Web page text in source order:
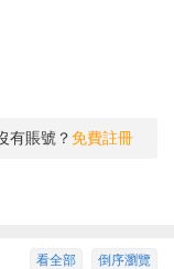
有賬號？免費註冊
倒序瀏覽
看全部